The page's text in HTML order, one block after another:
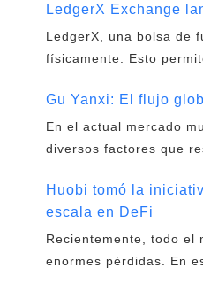
LedgerX Exchange
LedgerX, una bolsa de
físicamente. Esto
Gu Yanxi: El flujo
En el actual mercado
diversos factores que
Huobi tomó la
escala en DeFi
Recientemente, todo el
enormes pérdidas. En